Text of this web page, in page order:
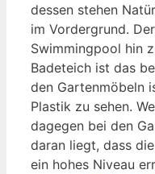
dessen stehen
im Vordergrund.
Swimmingpool hin
Badeteich ist das
den Gartenmöbeln
Plastik zu sehen.
dagegen bei den
daran liegt, dass
ein hohes Niveau